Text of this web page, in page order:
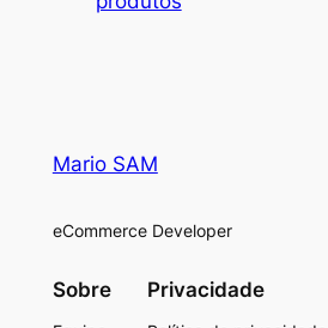
Mario SAM
eCommerce Developer
Sobre Privacidade